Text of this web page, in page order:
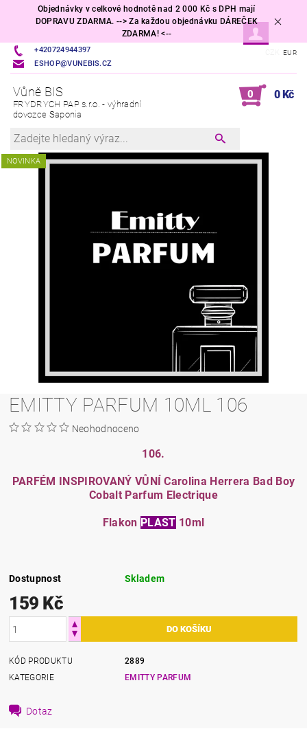
Objednávky v celkové hodnotě nad 2 000 Kč s DPH mají
DOPRAVU ZDARMA. --> Za každou objednávku DÁREČEK
ZDARMA! <--
+420724944397
ESHOP@VUNEBIS.CZ
EUR
Vůně BIS
FRYDRYCH PAP s.r.o. - výhradní
dovozce Saponia
0 0 Kč
NOVINKA
EMITTY PARFUM 10ML 106
Neohodnoceno
106.
PARFÉM INSPIROVANÝ VŮNÍ Carolina Herrera Bad Boy
Cobalt Parfum Electrique
Flakon PLAST 10ml
Dostupnost Skladem
159 Kč
KÓD PRODUKTU
2889
KATEGORIE
EMITTY PARFUM
Dotaz